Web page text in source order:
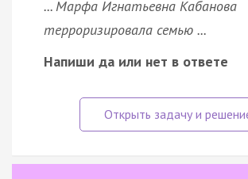
... Марфа Игнатьевна Кабанова
терроризировала семью ...
Напиши да или нет в ответе